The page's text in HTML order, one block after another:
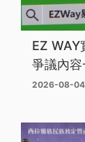
EZ WAY
爭議內
2026-08-04